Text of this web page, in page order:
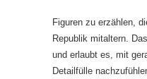
Figuren zu erzählen,
Republik mitaltern.
und erlaubt es, mit
Detailfülle